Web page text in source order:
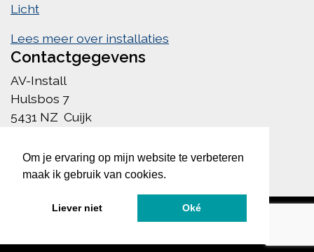
Om je ervaring op mijn website te verbeteren
maak ik gebruik van cookies.
Liever niet Oké
Licht
Lees meer over installaties
Contactgegevens
AV-Install
Hulsbos 7
5431 NZ Cuijk
085 222 1756
©AV-Install - Alle rechten voorbehouden